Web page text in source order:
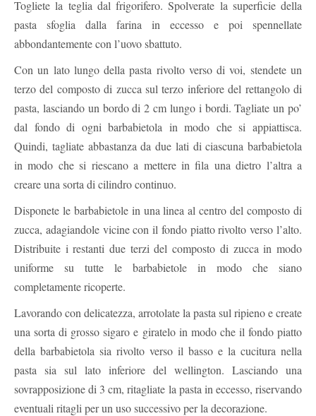
Togliete la teglia dal frigorifero. Spolverate la superficie della
pasta sfoglia dalla farina in eccesso e poi spennellate
abbondantemente con l’uovo sbattuto.
Con un lato lungo della pasta rivolto verso di voi, stendete un
terzo del composto di zucca sul terzo inferiore del rettangolo di
pasta, lasciando un bordo di 2 cm lungo i bordi. Tagliate un po’
dal fondo di ogni barbabietola in modo che si appiattisca.
Quindi, tagliate abbastanza da due lati di ciascuna barbabietola
in modo che si riescano a mettere in fila una dietro l’altra a
creare una sorta di cilindro continuo.
Disponete le barbabietole in una linea al centro del composto di
zucca, adagiandole vicine con il fondo piatto rivolto verso l’alto.
Distribuite i restanti due terzi del composto di zucca in modo
uniforme su tutte le barbabietole in modo che siano
completamente ricoperte.
Lavorando con delicatezza, arrotolate la pasta sul ripieno e create
una sorta di grosso sigaro e giratelo in modo che il fondo piatto
della barbabietola sia rivolto verso il basso e la cucitura nella
pasta sia sul lato inferiore del wellington. Lasciando una
sovrapposizione di 3 cm, ritagliate la pasta in eccesso, riservando
eventuali ritagli per un uso successivo per la decorazione.